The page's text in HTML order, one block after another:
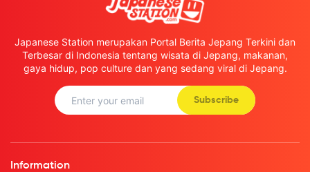
Japanese Station merupakan Portal Berita Jepang Terkini dan
Terbesar di Indonesia tentang wisata di Jepang, makanan,
gaya hidup, pop culture dan yang sedang viral di Jepang.
Subscribe
Information